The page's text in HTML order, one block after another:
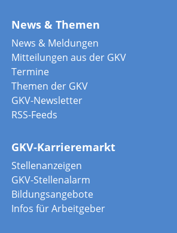
News & Themen
News & Meldungen
Mitteilungen aus der GKV
Termine
Themen der GKV
GKV-Newsletter
RSS-Feeds
GKV-Karrieremarkt
Stellenanzeigen
GKV-Stellenalarm
Bildungsangebote
Infos für Arbeitgeber